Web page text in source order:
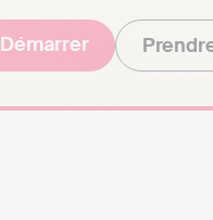
Démarrer